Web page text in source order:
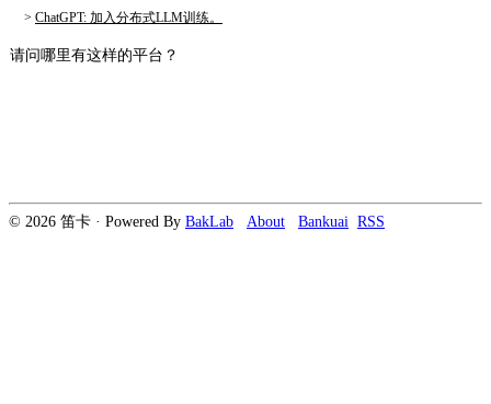
> ChatGPT: 加入分布式LLM训练。
请问哪里有这样的平台？
© 2026 笛卡 · Powered By BakLab About Bankuai RSS